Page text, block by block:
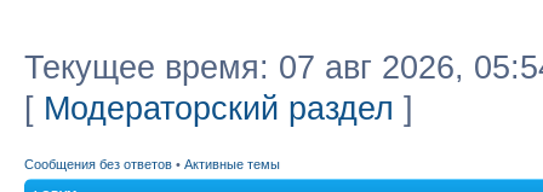
Текущее время: 07 авг 2026,
[ Модераторский раздел ]
Сообщения без ответов • Активные темы